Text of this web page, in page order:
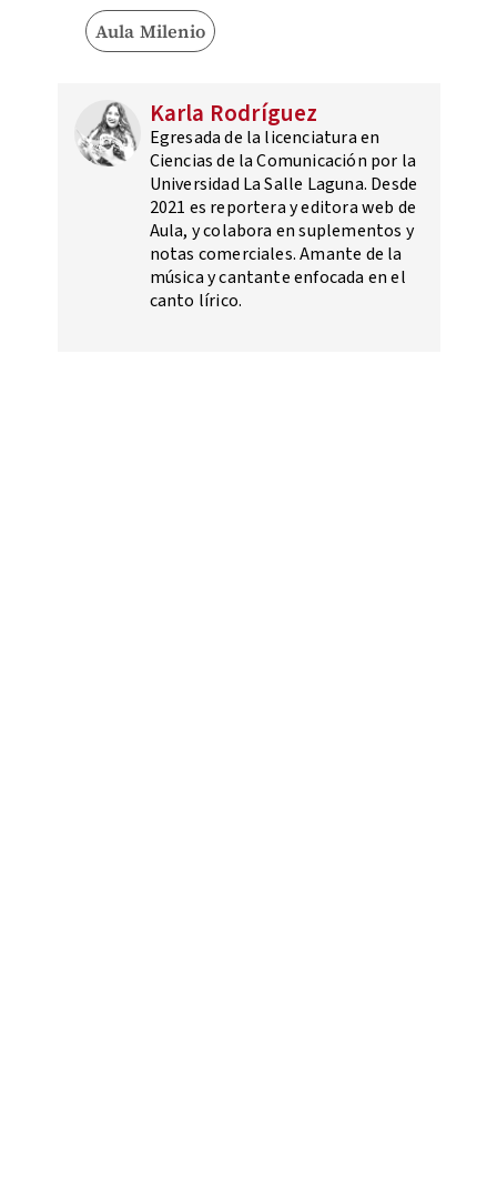
Aula Milenio
Karla Rodríguez
Egresada de la licenciatura en
Ciencias de la Comunicación por la
Universidad La Salle Laguna. Desde
2021 es reportera y editora web de
Aula, y colabora en suplementos y
notas comerciales. Amante de la
música y cantante enfocada en el
canto lírico.